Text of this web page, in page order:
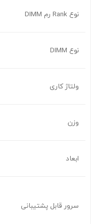
نوع Rank رم DIMM
نوع DIMM
ولتاژ کاری
وزن
ابعاد
سرور قابل پشتیبانی